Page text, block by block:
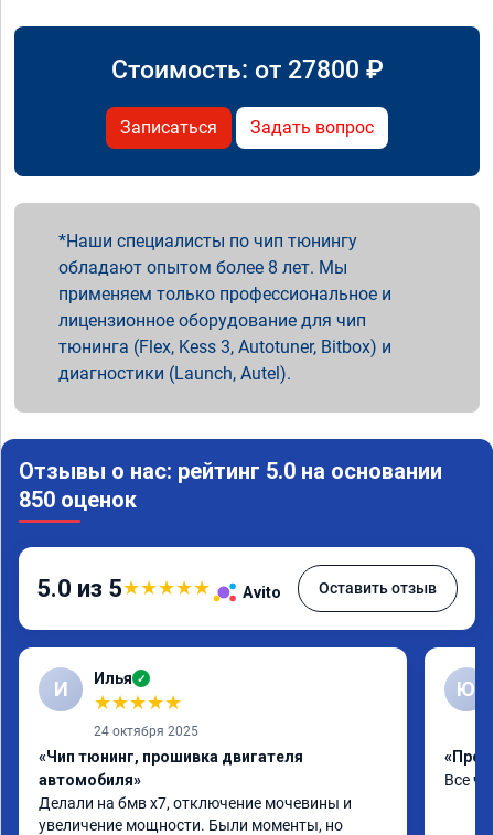
Стоимость: от 27800 ₽
Записаться Задать вопрос
Наши специалисты по чип тюнингу
обладают опытом более 8 лет. Мы
применяем только профессиональное и
лицензионное оборудование для чип
тюнинга (Flex, Kess 3, Autotuner, Bitbox) и
диагностики (Launch, Autel).
Отзывы о нас: рейтинг 5.0 на основании
850 оценок
5.0 из 5★★★★★ Avito Оставить отзыв
И Илья ✓
★★★★★
24 октября 2025
«Чип тюнинг, прошивка двигателя
автомобиля»
Делали на бмв х7, отключение мочевины и
увеличение мощности. Были моменты, но
Ю
Все